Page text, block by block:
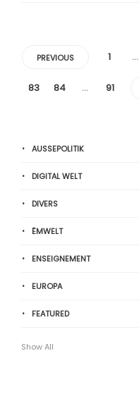
PREVIOUS 1 …
83 84 … 91
AUSSEPOLITIK
DIGITAL WELT
DIVERS
ËMWELT
ENSEIGNEMENT
EUROPA
FEATURED
Show All